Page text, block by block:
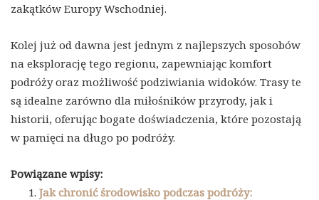
zakątków Europy Wschodniej.
Kolej już od dawna jest jednym z najlepszych sposobów
na eksplorację tego regionu, zapewniając komfort
podróży oraz możliwość podziwiania widoków. Trasy te
są idealne zarówno dla miłośników przyrody, jak i
historii, oferując bogate doświadczenia, które pozostają
w pamięci na długo po podróży.
Powiązane wpisy:
Jak chronić środowisko podczas podróży: